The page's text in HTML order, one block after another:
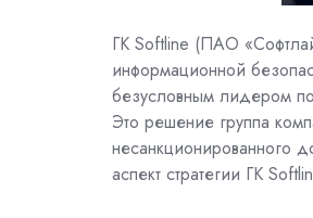
ГК Softline (ПАО
информационной
безусловным лидером
Это решение группа
несанкционированного
аспект стратегии ГК